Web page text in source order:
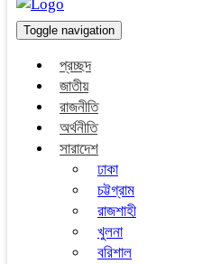
Toggle navigation
প্রচ্ছদ
জাতীয়
রাজনীতি
অর্থনীতি
সারাদেশ
ঢাকা
চট্টগ্রাম
রাজশাহী
খুলনা
বরিশাল